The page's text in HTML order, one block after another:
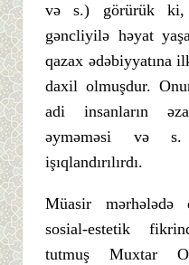
və s.) görürük ki,
gəncliyilə həyat
qazax ədəbiyyatına
daxil olmuşdur.
adi insanların
əyməməsi və s.
işıqlandırılırdı.
Müasir mərhələdə
sosial-estetik
tutmuş Muxtar